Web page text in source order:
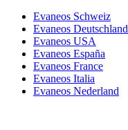
Evaneos Schweiz
Evaneos Deutschland
Evaneos USA
Evaneos España
Evaneos France
Evaneos Italia
Evaneos Nederland